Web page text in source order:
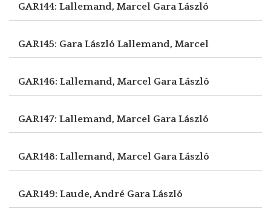
GAR144: Lallemand, Marcel Gara László
GAR145: Gara László Lallemand, Marcel
GAR146: Lallemand, Marcel Gara László
GAR147: Lallemand, Marcel Gara László
GAR148: Lallemand, Marcel Gara László
GAR149: Laude, André Gara László